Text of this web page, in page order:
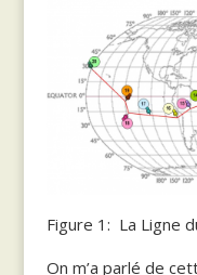
Figure 1: La Ligne
On m’a parlé de